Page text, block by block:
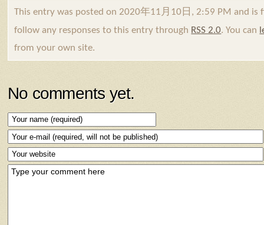
This entry was posted on 2020年11月10日, 2:59 PM and is
follow any responses to this entry through RSS 2.0. You can
from your own site.
No comments yet.